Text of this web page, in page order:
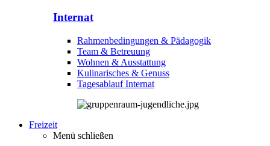
Internat
Rahmenbedingungen & Pädagogik
Team & Betreuung
Wohnen & Ausstattung
Kulinarisches & Genuss
Tagesablauf Internat
Freizeit
Menü schließen